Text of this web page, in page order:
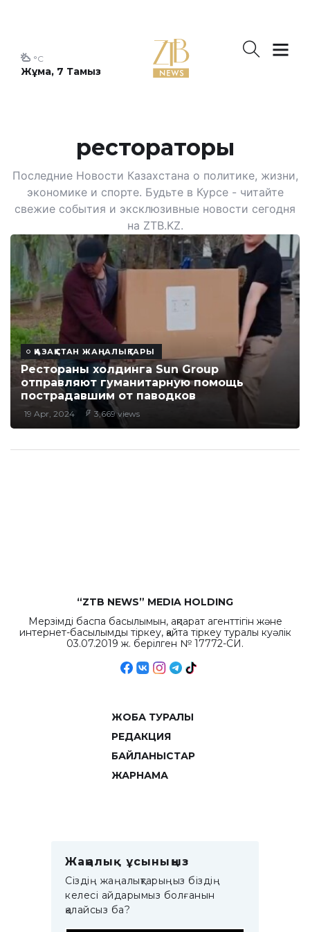
Жұма, 7 Тамыз
°C
рестораторы
Последние Новости Казахстана о политике, жизни,
экономике и спорте. Будьте в Курсе - читайте
свежие события и эксклюзивные новости сегодня
на ZTB.KZ.
ҚАЗАҚСТАН ЖАҢАЛЫҚТАРЫ
Рестораны холдинга Sun Group
отправляют гуманитарную помощь
пострадавшим от паводков
19 Apr, 2024 3,669 views
“ZTB NEWS” MEDIA HOLDING
Мерзімді баспа басылымын, ақпарат агенттігін және
интернет-басылымды тіркеу, қайта тіркеу туралы куәлік
03.07.2019 ж. берілген № 17772-СИ.
ЖОБА ТУРАЛЫ
РЕДАКЦИЯ
БАЙЛАНЫСТАР
ЖАРНАМА
Жаңалық ұсыныңыз
Сіздің жаңалықтарыңыз біздің
келесі айдарымыз болғанын
қалайсыз ба?